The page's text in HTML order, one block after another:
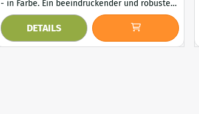
- in Farbe. Ein beeindruckender und robuster
Hahn, komplett in Handarbeit aus Metall
gefertigt. Dieses farbenfrohe Kunstwerk ist
ein Blickfang im Garten, auf der Terrasse oder
DETAILS